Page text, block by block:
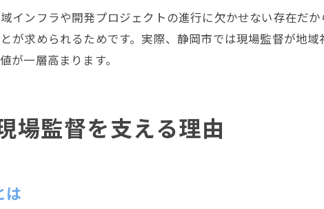
インフラや開発プロジェクトの進行に欠かせない存在だか
が求められるためです。実際、静岡市では現場監督が地
が一層高まります。
場監督を支える理由
は